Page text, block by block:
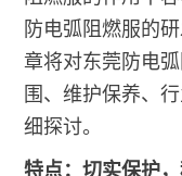
防电弧阻燃服的
章将对东莞防电
围、维护保养、
细探讨。
特点：切实保护